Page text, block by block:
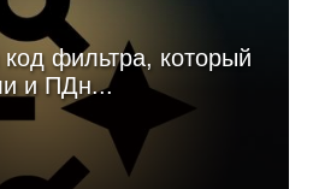
фильтра, который
и ПДн...